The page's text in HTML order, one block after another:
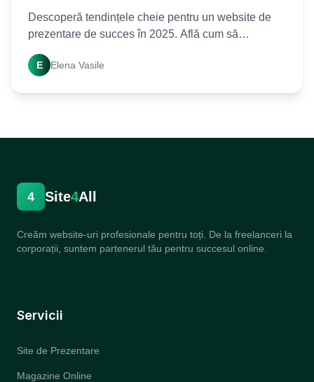
Descoperă tendințele cheie pentru un website de
prezentare de succes în 2025. Află cum să
clienți.
E Elena Vasile
4 Site4All
Creăm website-uri profesionale pentru toți. De la freelanceri la
corporații, suntem partenerul tău pentru succesul online.
Servicii
Site de Prezentare
Magazine Online